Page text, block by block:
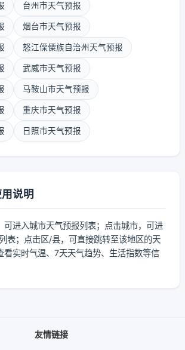
台州市天气预报
烟台市天气预报
怒江傈僳族自治州天气预报
武威市天气预报
马鞍山市天气预报
重庆市天气预报
日照市天气预报
说明
可进入城市天气预报列表；点击城市，可进
表；点击区/县，可直接跳转至该地区的天
看实时气温、7天天气趋势、生活指数等信
友情链接